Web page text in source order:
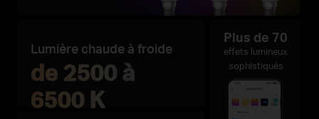
Lumière chaude à froide
de 2500 à
6500 K
Plus de 70
effets lumineux
sophistiqués